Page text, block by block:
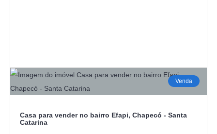
Venda
Casa para vender no bairro Efapi, Chapecó - Santa
Catarina